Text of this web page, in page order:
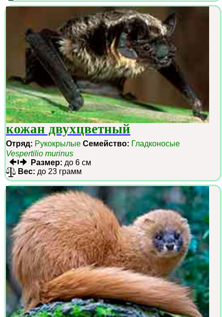
кожан двухцветный
Отряд: Рукокрылые Семейство: Гладконосые
Vespertilio murinus
Размер: до 6 см
Вес: до 23 грамм